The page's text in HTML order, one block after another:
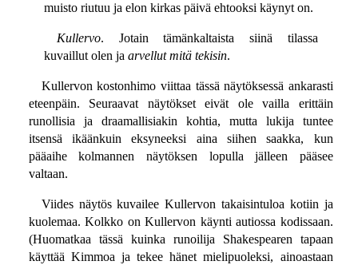
muisto riutuu ja elon kirkas päivä ehtooksi käynyt on.
Kullervo. Jotain tämänkaltaista siinä tilassa
kuvaillut olen ja arvellut mitä tekisin.
Kullervon kostonhimo viittaa tässä näytöksessä ankarasti
eteenpäin. Seuraavat näytökset eivät ole vailla erittäin
runollisia ja draamallisiakin kohtia, mutta lukija tuntee
itsensä ikäänkuin eksyneeksi aina siihen saakka, kun
pääaihe kolmannen näytöksen lopulla jälleen pääsee
valtaan.
Viides näytös kuvailee Kullervon takaisintuloa kotiin ja
kuolemaa. Kolkko on Kullervon käynti autiossa kodissaan.
(Huomatkaa tässä kuinka runoilija Shakespearen tapaan
käyttää Kimmoa ja tekee hänet mielipuoleksi, ainoastaan